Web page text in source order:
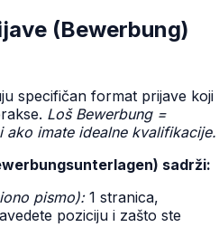
(Bewerbung)
specifičan format prijave koji
Loš Bewerbung =
imate idealne kvalifikacije.
sadrži:
pismo):1 stranica,
poziciju i zašto ste